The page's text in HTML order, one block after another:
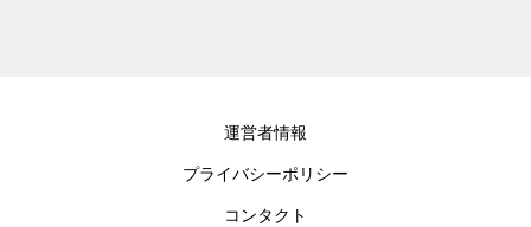
運営者情報
プライバシーポリシー
コンタクト